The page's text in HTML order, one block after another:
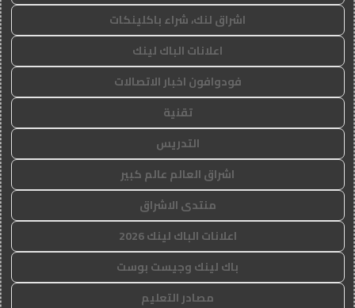
اشراق لنك، شراء باكلينكات
اعلانات الباك لينك
فودوافون اخبار الاتصالات
تقنية
التدريس
اشراق العالم عالم كبير
منتدى الاشراق
اعلانات الباك لينك 2026
باك لينك وجيست بوست
مصادر التعليم